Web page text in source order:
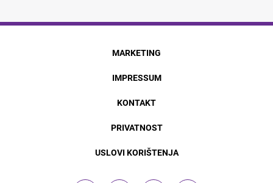
MARKETING
IMPRESSUM
KONTAKT
PRIVATNOST
USLOVI KORIŠTENJA